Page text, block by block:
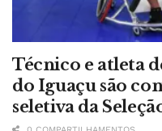
Técnico e atleta
do Iguaçu são
seletiva da